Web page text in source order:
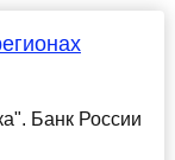
Банк России